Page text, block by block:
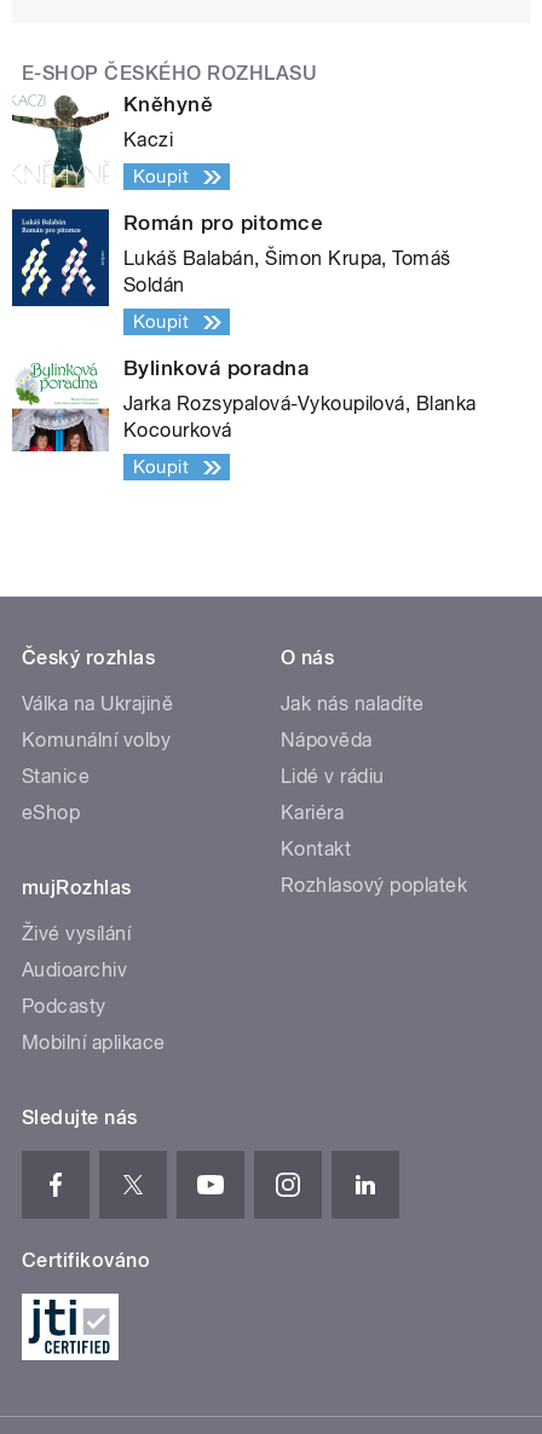
E-SHOP ČESKÉHO ROZHLASU
Kněhyně
Kaczi
Koupit
Román pro pitomce
Lukáš Balabán, Šimon Krupa, Tomáš
Soldán
Koupit
Bylinková poradna
Jarka Rozsypalová-Vykoupilová, Blanka
Kocourková
Koupit
Český rozhlas
Válka na Ukrajině
Komunální volby
Stanice
eShop
mujRozhlas
Živé vysílání
Audioarchiv
Podcasty
Mobilní aplikace
O nás
Jak nás naladíte
Nápověda
Lidé v rádiu
Kariéra
Kontakt
Rozhlasový poplatek
Sledujte nás
Certifikováno